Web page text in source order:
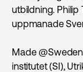
utbildning. Philip
uppmanade
Made
institutet (SI),